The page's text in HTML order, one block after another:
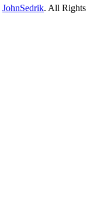
JohnSedrik. All Rights